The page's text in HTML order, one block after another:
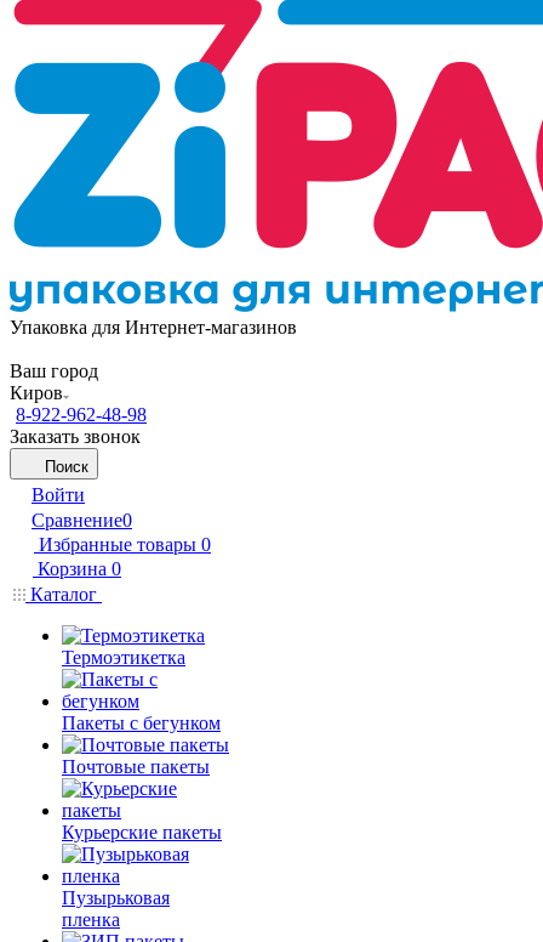
Упаковка для Интернет-магазинов
Ваш город
Киров
8-922-962-48-98
Заказать звонок
Поиск
Войти
Сравнение0
Избранные товары 0
Корзина 0
Каталог
Термоэтикетка
Пакеты с бегунком
Почтовые пакеты
Курьерские пакеты
Пузырьковая
пленка